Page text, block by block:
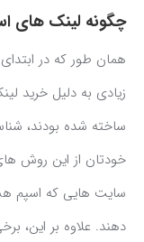
چگونه لینک های
همان طور که در
زیادی به دلیل خرید
ساخته شده بودند،
خودتان از این روش
سایت هایی که اسپم